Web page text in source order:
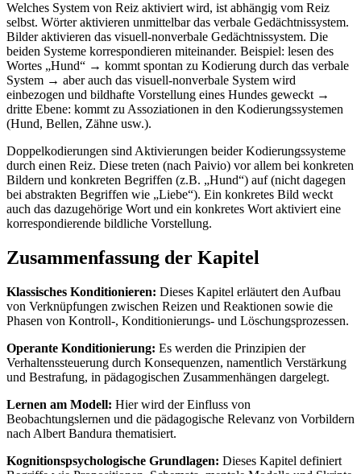
Welches System von Reiz aktiviert wird, ist abhängig vom Reiz
selbst. Wörter aktivieren unmittelbar das verbale Gedächtnissystem.
Bilder aktivieren das visuell-nonverbale Gedächtnissystem. Die
beiden Systeme korrespondieren miteinander. Beispiel: lesen des
Wortes „Hund“ → kommt spontan zu Kodierung durch das verbale
System → aber auch das visuell-nonverbale System wird
einbezogen und bildhafte Vorstellung eines Hundes geweckt →
dritte Ebene: kommt zu Assoziationen in den Kodierungssystemen
(Hund, Bellen, Zähne usw.).
Doppelkodierungen sind Aktivierungen beider Kodierungssysteme
durch einen Reiz. Diese treten (nach Paivio) vor allem bei konkreten
Bildern und konkreten Begriffen (z.B. „Hund“) auf (nicht dagegen
bei abstrakten Begriffen wie „Liebe“). Ein konkretes Bild weckt
auch das dazugehörige Wort und ein konkretes Wort aktiviert eine
korrespondierende bildliche Vorstellung.
Zusammenfassung der Kapitel
Klassisches Konditionieren: Dieses Kapitel erläutert den Aufbau
von Verknüpfungen zwischen Reizen und Reaktionen sowie die
Phasen von Kontroll-, Konditionierungs- und Löschungsprozessen.
Operante Konditionierung: Es werden die Prinzipien der
Verhaltenssteuerung durch Konsequenzen, namentlich Verstärkung
und Bestrafung, in pädagogischen Zusammenhängen dargelegt.
Lernen am Modell: Hier wird der Einfluss von
Beobachtungslernen und die pädagogische Relevanz von Vorbildern
nach Albert Bandura thematisiert.
Kognitionspsychologische Grundlagen: Dieses Kapitel definiert